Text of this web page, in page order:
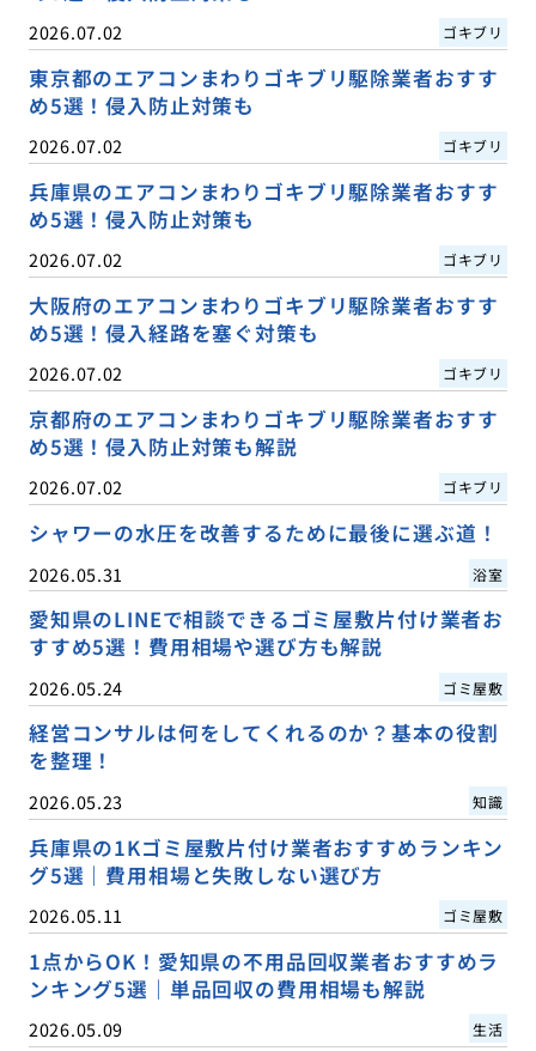
2026.07.02 ゴキブリ
東京都のエアコンまわりゴキブリ駆除業者おすす
め5選！侵入防止対策も
2026.07.02 ゴキブリ
兵庫県のエアコンまわりゴキブリ駆除業者おすす
め5選！侵入防止対策も
2026.07.02 ゴキブリ
大阪府のエアコンまわりゴキブリ駆除業者おすす
め5選！侵入経路を塞ぐ対策も
2026.07.02 ゴキブリ
京都府のエアコンまわりゴキブリ駆除業者おすす
め5選！侵入防止対策も解説
2026.07.02 ゴキブリ
シャワーの水圧を改善するために最後に選ぶ道！
2026.05.31 浴室
愛知県のLINEで相談できるゴミ屋敷片付け業者お
すすめ5選！費用相場や選び方も解説
2026.05.24 ゴミ屋敷
経営コンサルは何をしてくれるのか？基本の役割
を整理！
2026.05.23 知識
兵庫県の1Kゴミ屋敷片付け業者おすすめランキン
グ5選｜費用相場と失敗しない選び方
2026.05.11 ゴミ屋敷
1点からOK！愛知県の不用品回収業者おすすめラ
ンキング5選｜単品回収の費用相場も解説
2026.05.09 生活